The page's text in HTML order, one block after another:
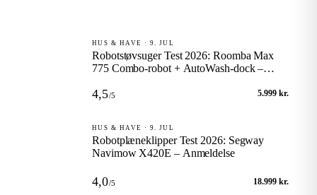
HUS & HAVE · 9. JUL
Robotstøvsuger Test 2026: Roomba Max
775 Combo-robot + AutoWash-dock –
4,5/5 5.999 kr.
HUS & HAVE · 9. JUL
Robotplæneklipper Test 2026: Segway
Navimow X420E – Anmeldelse
4,0/5 18.999 kr.